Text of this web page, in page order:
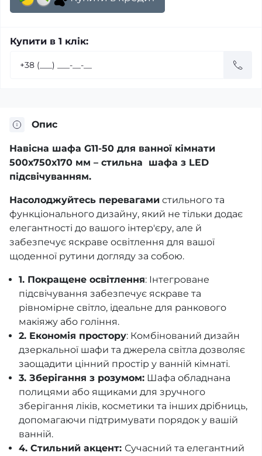
Купити в 1 клік:
Опис
Навісна шафа G11-50 для ванної кімнати
500х750х170 мм – стильна шафа з LED
підсвічуванням.
Насолоджуйтесь перевагами стильного та
функціонального дизайну, який не тільки додає
елегантності до вашого інтер'єру, але й
забезпечує яскраве освітлення для вашої
щоденної рутини догляду за собою.
1. Покращене освітлення: Інтегроване
підсвічування забезпечує яскраве та
рівномірне світло, ідеальне для ранкового
макіяжу або гоління.
2. Економія простору: Комбінований дизайн
дзеркальної шафи та джерела світла дозволяє
заощадити цінний простір у ванній кімнаті.
3. Зберігання з розумом: Шафа обладнана
полицями або ящиками для зручного
зберігання ліків, косметики та інших дрібниць,
допомагаючи підтримувати порядок у вашій
ванній.
4. Стильний акцент: Сучасний та елегантний